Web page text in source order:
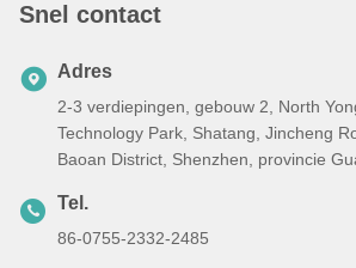
Snel contact
Adres
2-3 verdiepingen, gebouw 2, North
Technology Park, Shatang, Jincheng
Baoan District, Shenzhen, provincie
Tel.
86-0755-2332-2485